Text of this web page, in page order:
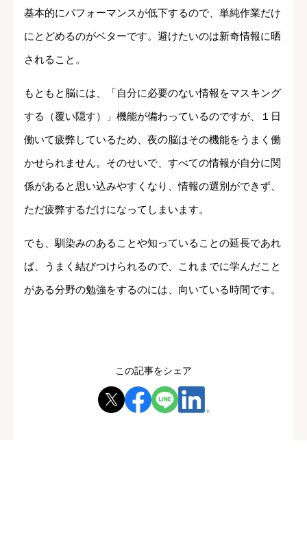
基本的にパフォーマンスが低下するので、単純作業だけ
にとどめるのがベターです。避けたいのは新奇情報に晒
されること。
もともと脳には、「自分に必要のない情報をマスキング
する（覆い隠す）」機能が備わっているのですが、１日
働いて疲弊しているため、夜の脳はその機能をうまく働
かせられません。そのせいで、すべての情報が自分に関
係があると思い込みやすくなり、情報の選別ができず、
ただ疲弊するだけになってしまいます。
でも、馴染みのあることや知っていることの延長であれ
ば、うまく結びつけられるので、これまでに学んだこと
がある分野の勉強をするのには、向いている時間です。
この記事をシェア